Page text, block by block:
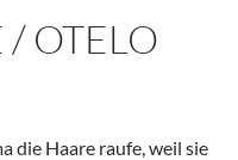
/ OTELO
die Haare raufe, weil sie